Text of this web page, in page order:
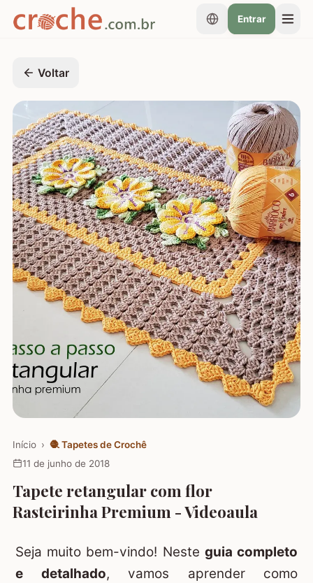
Entrar
Voltar
Início › 🧶 Tapetes de Crochê
11 de junho de 2018
Tapete retangular com flor
Rasteirinha Premium - Videoaula
Seja muito bem-vindo! Neste guia completo
e detalhado, vamos aprender como